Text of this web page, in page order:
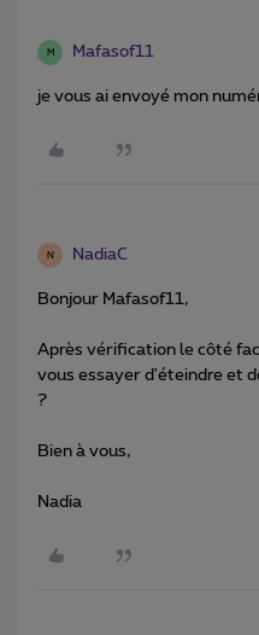
M Mafasof11
je vous ai envoyé mon
N NadiaC
Bonjour Mafasof11,
Après vérification le côté
vous essayer d'éteindre et
?
Bien à vous,
Nadia